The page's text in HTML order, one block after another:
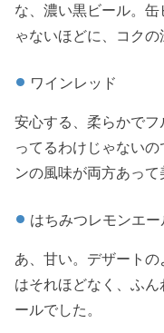
な、濃い黒ビール。
ゃないほどに、コクの
ワインレッド
安心する、柔らかで
ってるわけじゃない
ンの風味が両方あって
はちみつレモンエー
あ、甘い。デザート
はそれほどなく、ふ
ールでした。